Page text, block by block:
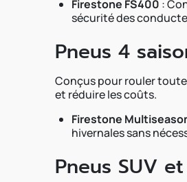
Firestone FS400 :
sécurité des
Pneus 4
Conçus pour rouler toute
et réduire les coûts.
Firestone
hivernales sans
Pneus SUV